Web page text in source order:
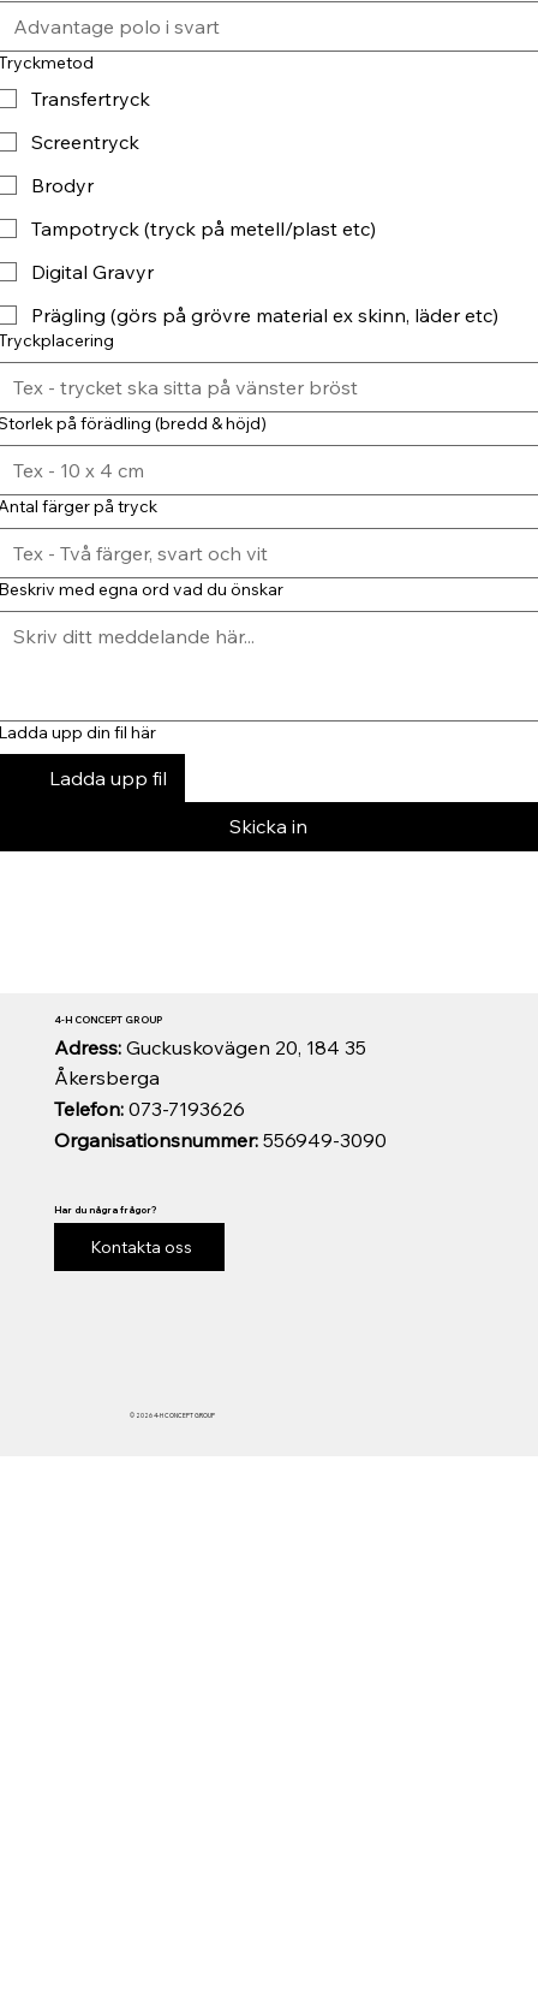
Transfertryck
Screentryck
Brodyr
Tampotryck (tryck på metell/plast etc)
Digital Gravyr
Prägling (görs på grövre material ex skinn, läder etc)
på förädling (bredd & höjd)
färger på tryck
med egna ord vad du önskar
upp din fil här
Ladda upp fil
Skicka in
© 2026 4-H CONCEPT GROUP
Organisationsnummer:556949-3090
Telefon:073-7193626
Adress: Guckuskovägen 20, 184 35
Åkersberga
4-H CONCEPT GROUP
Har du några frågor?
Kontakta oss